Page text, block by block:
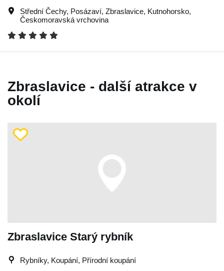
Střední Čechy, Posázaví, Zbraslavice, Kutnohorsko,
Českomoravská vrchovina
Zbraslavice - další atrakce v
okolí
Zbraslavice Starý rybník
Rybníky, Koupání, Přírodní koupání